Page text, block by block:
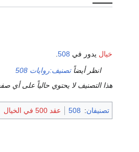
خيال يدور في 508
انظر أيضاًتصنيف:روايات 508
هذا التصنيف لا يحتوي حالياً على أي
تصنيفان:
508 عقد 500 في الخيال